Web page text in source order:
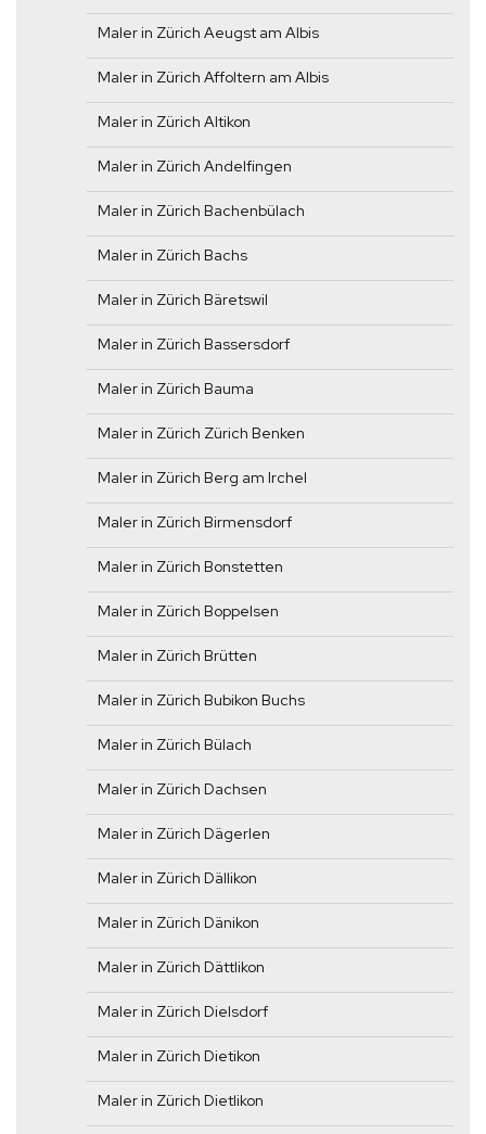
Maler in Zürich Aeugst am Albis
Maler in Zürich Affoltern am Albis
Maler in Zürich Altikon
Maler in Zürich Andelfingen
Maler in Zürich Bachenbülach
Maler in Zürich Bachs
Maler in Zürich Bäretswil
Maler in Zürich Bassersdorf
Maler in Zürich Bauma
Maler in Zürich Zürich Benken
Maler in Zürich Berg am Irchel
Maler in Zürich Birmensdorf
Maler in Zürich Bonstetten
Maler in Zürich Boppelsen
Maler in Zürich Brütten
Maler in Zürich Bubikon Buchs
Maler in Zürich Bülach
Maler in Zürich Dachsen
Maler in Zürich Dägerlen
Maler in Zürich Dällikon
Maler in Zürich Dänikon
Maler in Zürich Dättlikon
Maler in Zürich Dielsdorf
Maler in Zürich Dietikon
Maler in Zürich Dietlikon